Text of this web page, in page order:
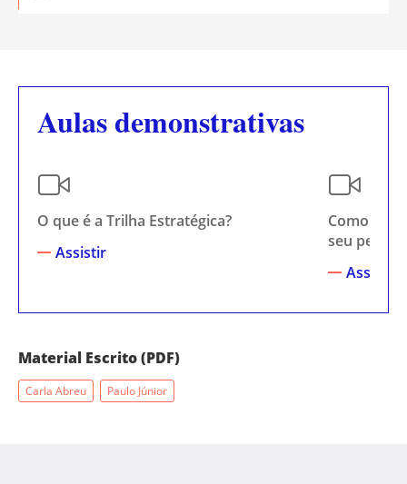
Aulas demonstrativas
O que é a Trilha Estratégica?
Assistir
Como
seu perfil?
Assistir
Material Escrito (PDF)
Carla Abreu Paulo Júnior